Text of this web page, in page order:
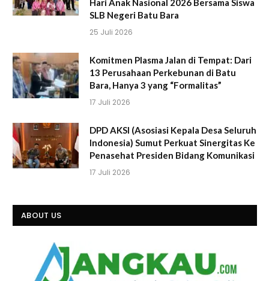
Hari Anak Nasional 2026 Bersama Siswa
SLB Negeri Batu Bara
25 Juli 2026
Komitmen Plasma Jalan di Tempat: Dari
13 Perusahaan Perkebunan di Batu
Bara, Hanya 3 yang “Formalitas”
17 Juli 2026
DPD AKSI (Asosiasi Kepala Desa Seluruh
Indonesia) Sumut Perkuat Sinergitas Ke
Penasehat Presiden Bidang Komunikasi
17 Juli 2026
ABOUT US